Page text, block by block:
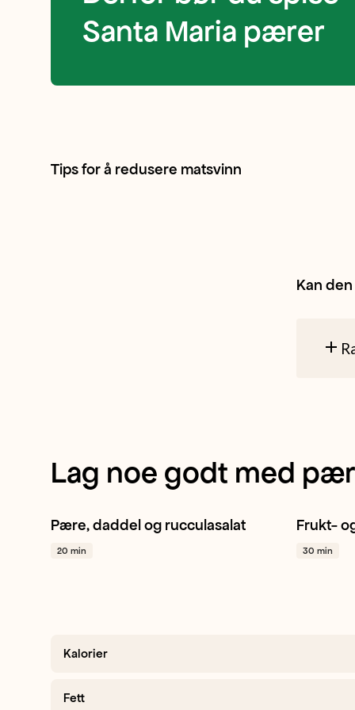
skall
med
partier.
middels
fast.
Santa Maria pærer
Tips for å redusere matsvinn
Kan
Lag noe godt med
Pære Daddel Ruccula + 1
Pære, daddel og rucculasalat
20 min
Mango
Frukt-
30 min
Kalorier
Fett